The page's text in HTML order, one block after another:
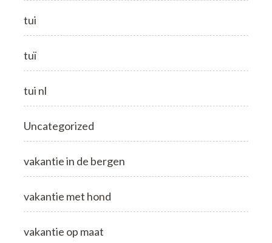
tui
tuï
tui nl
Uncategorized
vakantie in de bergen
vakantie met hond
vakantie op maat